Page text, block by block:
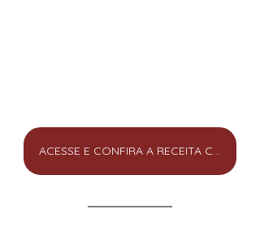
ACESSE E CONFIRA A RECEITA COMPLETA